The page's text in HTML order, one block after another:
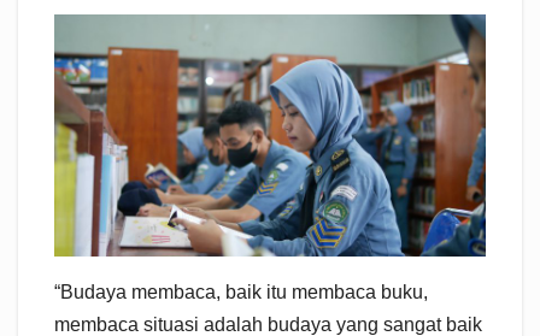
“Budaya membaca, baik itu membaca buku,
membaca situasi adalah budaya yang sangat baik